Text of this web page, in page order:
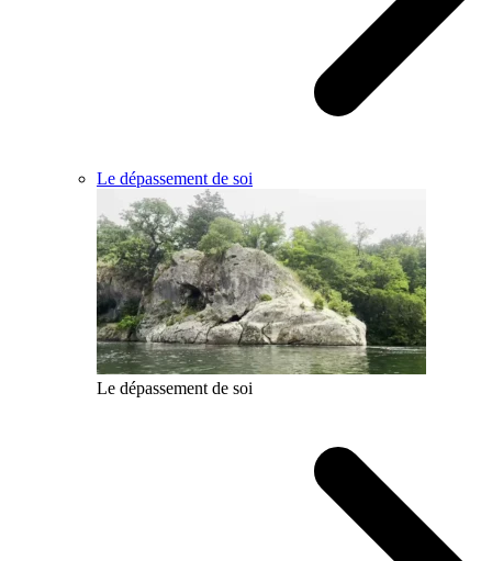
Le dépassement de soi
Le dépassement de soi